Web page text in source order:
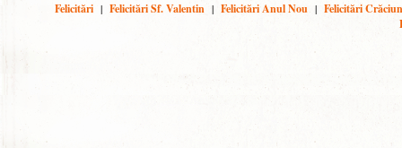
Felicitări | Felicitări Sf. Valentin | Felicitări Anul Nou | Felicitări